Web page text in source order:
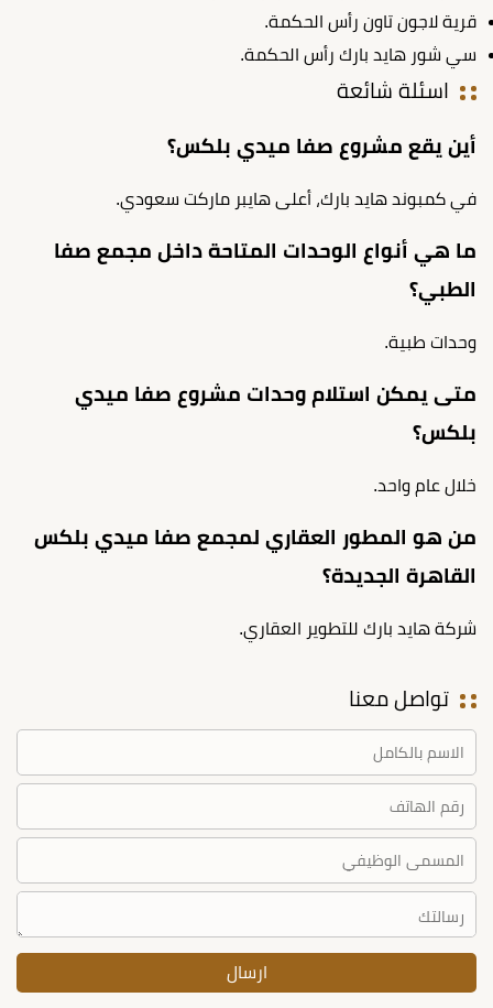
قرية لاجون تاون رأس الحكمة.
سي شور هايد بارك رأس الحكمة.
اسئلة شائعة
أين يقع مشروع صفا ميدي بلكس؟
في كمبوند هايد بارك، أعلى هايبر ماركت سعودي.
ما هي أنواع الوحدات المتاحة داخل مجمع صفا
الطبي؟
وحدات طبية.
متى يمكن استلام وحدات مشروع صفا ميدي
بلكس؟
خلال عام واحد.
من هو المطور العقاري لمجمع صفا ميدي بلكس
القاهرة الجديدة؟
شركة هايد بارك للتطوير العقاري.
تواصل معنا